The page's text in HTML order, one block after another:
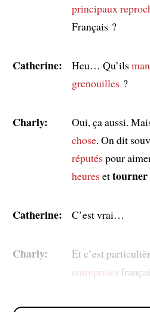
principaux
Français ?
Catherine: Heu… Qu’ils
grenouilles?
Charly: Oui, ça aussi.
chose. On dit
réputéspour
heuresettourner
Catherine: C’est vrai…
Charly:
Et c’est
entreprises